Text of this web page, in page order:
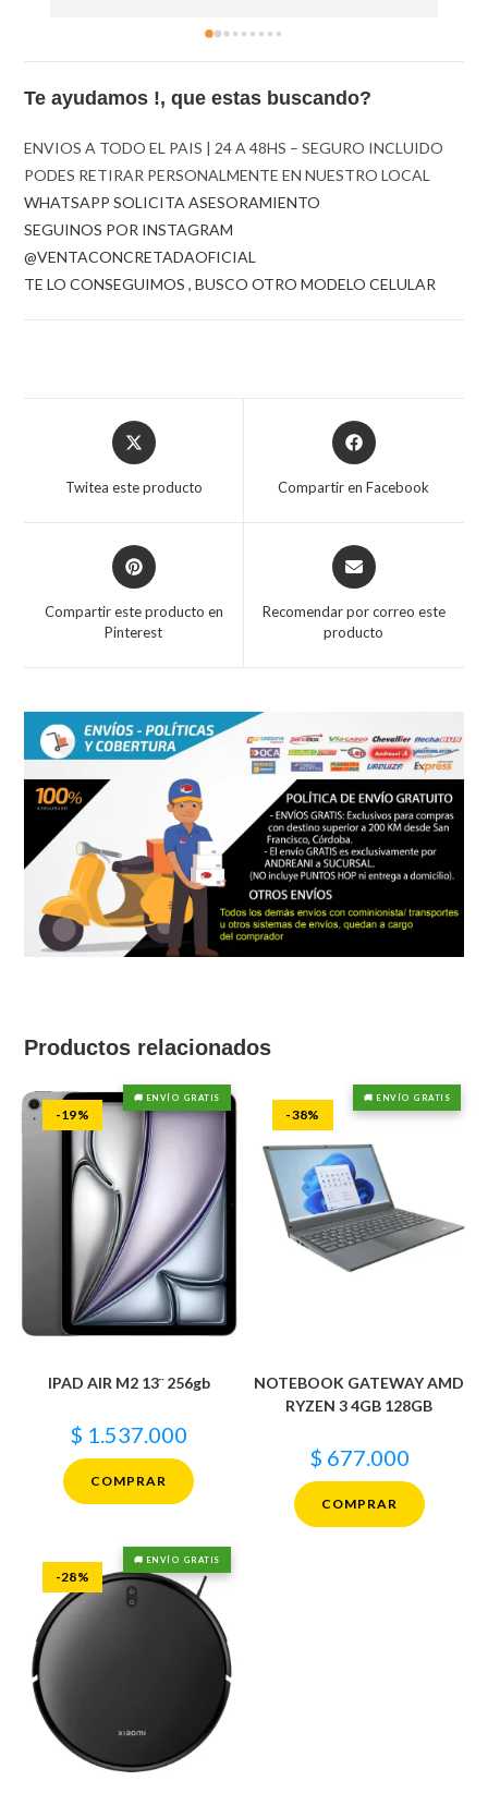
Te ayudamos !, que estas buscando?
ENVIOS A TODO EL PAIS | 24 A 48HS – SEGURO INCLUIDO
PODES RETIRAR PERSONALMENTE EN NUESTRO LOCAL
WHATSAPP SOLICITA ASESORAMIENTO
SEGUINOS POR INSTAGRAM
@VENTACONCRETADAOFICIAL
TE LO CONSEGUIMOS , BUSCO OTRO MODELO CELULAR
Opens
in
Twitea este producto
Opens
in
Compartir en Facebook
Opens
in
new
Compartir este producto en
Pinterest
Opens
in
new
Recomendar por correo este
producto
Productos relacionados
🚚 ENVÍO GRATIS
-19%
IPAD AIR M2 13¨ 256gb
$ 1.537.000
COMPRAR
🚚 ENVÍO GRATIS
-38%
NOTEBOOK GATEWAY AMD
RYZEN 3 4GB 128GB
$ 677.000
COMPRAR
🚚 ENVÍO GRATIS
-28%